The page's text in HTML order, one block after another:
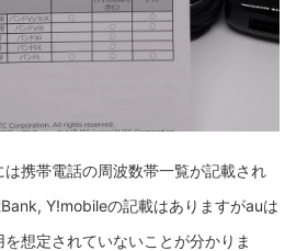
携帯電話の周波数帯一覧が記載され
Y!mobileの記載はありますがauは
想定されていないことが分かりま